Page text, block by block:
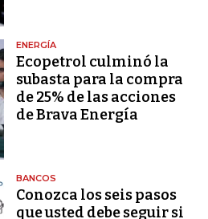
ENERGÍA
Ecopetrol culminó la
subasta para la compra
de 25% de las acciones
de Brava Energía
BANCOS
Conozca los seis pasos
que usted debe seguir si